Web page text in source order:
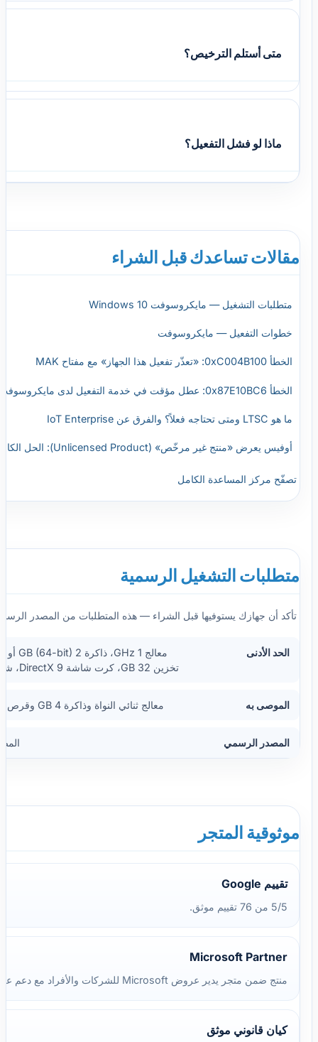
متى أستلم الترخيص؟
ماذا لو فشل التفعيل؟
مقالات تساعدك قبل الشراء
متطلبات التشغيل — مايكروسوفت Windows 10
خطوات التفعيل — مايكروسوفت
الخطأ 0xC004B100: «تعذّر تفعيل هذا الجهاز» مع مفتاح MAK
الخطأ 0x87E10BC6: عطل مؤقت في خدمة التفعيل لدى مايكروسوفت
ما هو LTSC ومتى تحتاجه فعلاً؟ والفرق عن IoT Enterprise
أوفيس يعرض «منتج غير مرخّص» (Unlicensed Product): الحل الكامل
تصفّح مركز المساعدة الكامل
متطلبات التشغيل الرسمية
تأكد أن جهازك يستوفيها قبل الشراء — هذه المتطلبات من المصدر
الحد الأدنى
تخزين 32 GB، كرت شاشة DirectX 9، شاشة 800x600
الموصى به معالج ثنائي النواة وذاكرة 4 GB وقرص SSD لأداء مريح
المصدر الرسمي
موثوقية المتجر
تقييم Google
5/5 من 76 تقييم موثق.
Microsoft Partner
منتج ضمن متجر يدير عروض Microsoft للشركات والأفراد مع دعم عربي.
كيان قانوني موثق